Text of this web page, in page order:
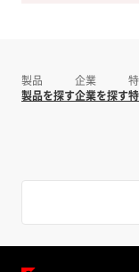
製品
製品を探す
企業
企業を探す